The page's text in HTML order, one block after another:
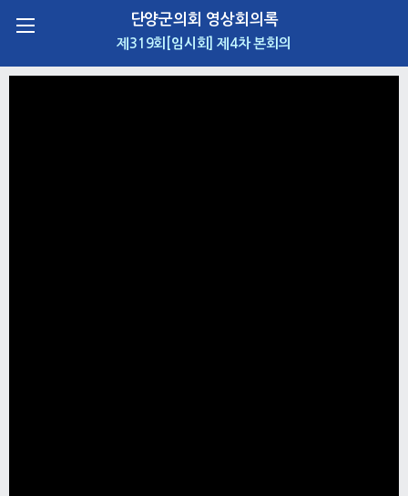
단양군의회 영상회의록
제319회[임시회] 제4차 본회의